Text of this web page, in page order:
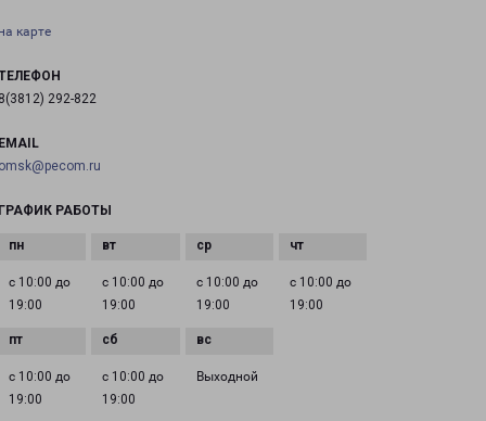
карте
292-822
РАБОТЫ
с 10:00 до
19:00
с 10:00 до
19:00
с 10:00 до
19:00
с 10:00 до
19:00
с 10:00 до
19:00
с 10:00 до
19:00
Выходной